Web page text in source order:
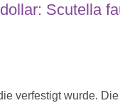
Scutella
verfestigt wurde.